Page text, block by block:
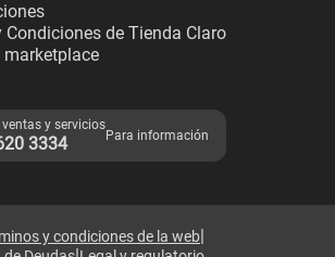
Condiciones de Tienda Claro
marketplace
ventas y servicios
3334 Para información
y condiciones de la web|